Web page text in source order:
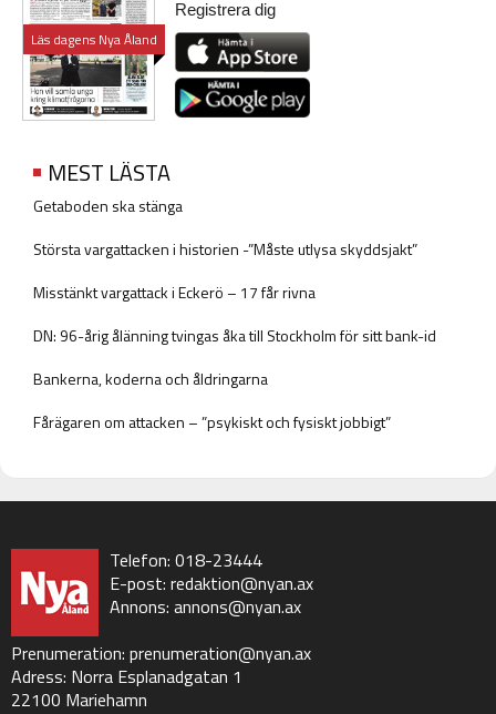
Läs dagens Nya Åland
Registrera dig
MEST LÄSTA
Getaboden ska stänga
Största vargattacken i historien -”Måste utlysa skyddsjakt”
Misstänkt vargattack i Eckerö – 17 får rivna
DN: 96-årig ålänning tvingas åka till Stockholm för sitt bank-id
Bankerna, koderna och åldringarna
Fårägaren om attacken – ”psykiskt och fysiskt jobbigt”
Telefon: 018-23444
E-post: redaktion@nyan.ax
Annons: annons@nyan.ax
Prenumeration: prenumeration@nyan.ax
Adress: Norra Esplanadgatan 1
22100 Mariehamn